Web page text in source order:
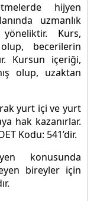
hijyen
uzmanlık
Kurs,
becerilerin
Kursun içeriği,
olup, uzaktan
yurt içi ve yurt
hak kazanırlar.
Kodu: 541’dir.
konusunda
bireyler için